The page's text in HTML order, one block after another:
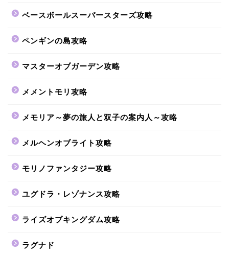
ベースボールスーパースターズ攻略
ペンギンの島攻略
マスターオブガーデン攻略
メメントモリ攻略
メモリア～夢の旅人と双子の案内人～攻略
メルヘンオブライト攻略
モリノファンタジー攻略
ユグドラ・レゾナンス攻略
ライズオブキングダム攻略
ラグナド